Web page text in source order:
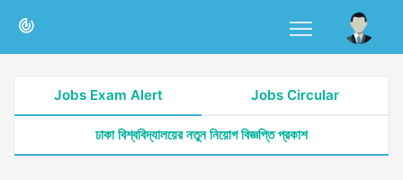
Jobs Exam Alert Jobs Circular
ঢাকা বিশ্ববিদ্যালয়ের নতুন নিয়োগ বিজ্ঞপ্তি প্রকাশ